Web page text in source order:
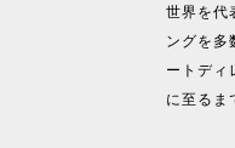
世界を代
ングを多
ートディ
に至るま